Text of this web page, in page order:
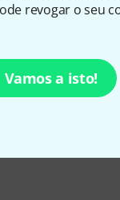
revogar o seu
Vamos a isto!
e com um
no valor de